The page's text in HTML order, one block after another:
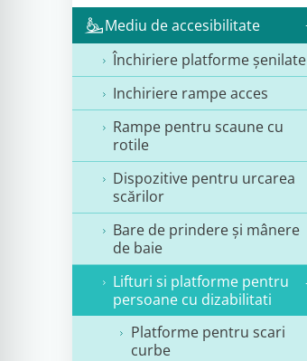
Mediu de accesibilitate
Închiriere platforme șenilate
Inchiriere rampe acces
Rampe pentru scaune cu
rotile
Dispozitive pentru urcarea
scărilor
Bare de prindere și mânere
de baie
Lifturi si platforme pentru
persoane cu dizabilitati
Platforme pentru scari
curbe